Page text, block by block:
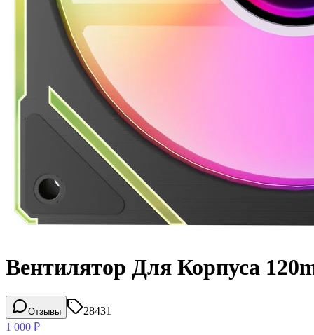
Вентилятор Для Корпуса
Отзывы
28431
1 000 ₽